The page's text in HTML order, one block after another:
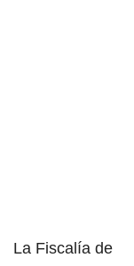
La Fiscalía de